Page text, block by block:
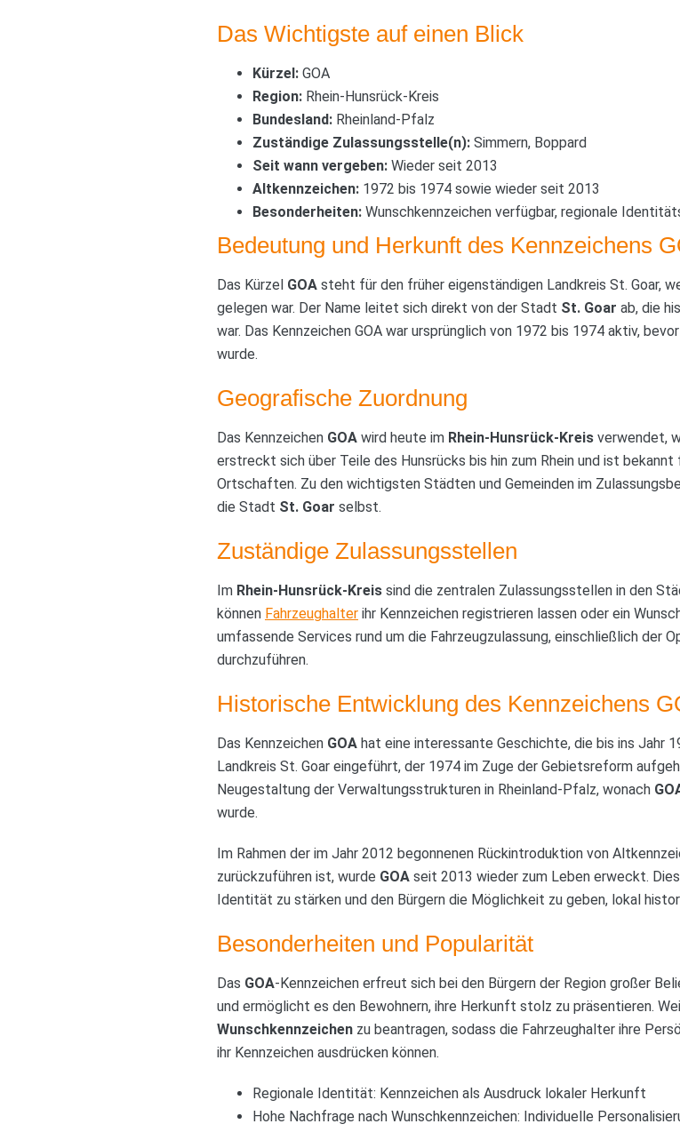
Das Wichtigste auf einen Blick
Kürzel: GOA
Region: Rhein-Hunsrück-Kreis
Bundesland: Rheinland-Pfalz
Zuständige Zulassungsstelle(n): Simmern, Boppard
Seit wann vergeben: Wieder seit 2013
Altkennzeichen: 1972 bis 1974 sowie wieder seit 2013
Besonderheiten: Wunschkennzeichen verfügbar, regionale
Bedeutung und Herkunft des Kennzeichens
Das Kürzel GOA steht für den früher eigenständigen Landkreis St. Goar,
gelegen war. Der Name leitet sich direkt von der Stadt St. Goar ab, die
war. Das Kennzeichen GOA war ursprünglich von 1972 bis 1974 aktiv,
wurde.
Geografische Zuordnung
Das Kennzeichen GOA wird heute im Rhein-Hunsrück-Kreis verwendet,
erstreckt sich über Teile des Hunsrücks bis hin zum Rhein und ist
Ortschaften. Zu den wichtigsten Städten und Gemeinden im
die Stadt St. Goar selbst.
Zuständige Zulassungsstellen
Im Rhein-Hunsrück-Kreis sind die zentralen Zulassungsstellen in den
können Fahrzeughalter ihr Kennzeichen registrieren lassen oder ein
umfassende Services rund um die Fahrzeugzulassung, einschließlich der
durchzuführen.
Historische Entwicklung des Kennzeichens
Das Kennzeichen GOA hat eine interessante Geschichte, die bis ins Jahr
Landkreis St. Goar eingeführt, der 1974 im Zuge der Gebietsreform
Neugestaltung der Verwaltungsstrukturen in Rheinland-Pfalz, wonach
wurde.
Im Rahmen der im Jahr 2012 begonnenen Rückintroduktion von
zurückzuführen ist, wurde GOA seit 2013 wieder zum Leben erweckt.
Identität zu stärken und den Bürgern die Möglichkeit zu geben, lokal
Besonderheiten und Popularität
Das GOA-Kennzeichen erfreut sich bei den Bürgern der Region großer
und ermöglicht es den Bewohnern, ihre Herkunft stolz zu präsentieren.
Wunschkennzeichen zu beantragen, sodass die Fahrzeughalter ihre
ihr Kennzeichen ausdrücken können.
Regionale Identität: Kennzeichen als Ausdruck lokaler Herkunft
Hohe Nachfrage nach Wunschkennzeichen: Individuelle